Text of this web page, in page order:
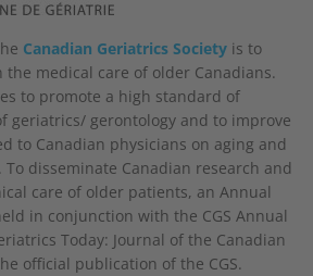
Canadian Geriatrics Society is to
the medical care of older Canadians.
to promote a high standard of
geriatrics/ gerontology and to improve
to Canadian physicians on aging and
disseminate Canadian research and
care of older patients, an Annual
in conjunction with the CGS Annual
Today: Journal of the Canadian
official publication of the CGS.